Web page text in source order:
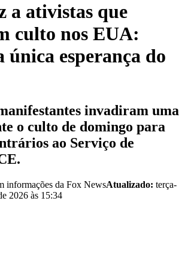
a ativistas que
culto nos EUA:
única esperança do
invadiram uma
o culto de domingo para
ao Serviço de
informações da Fox NewsAtualizado: terça-
2026 às 15:34